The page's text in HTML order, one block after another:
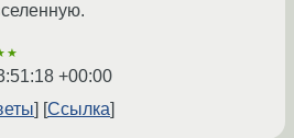
+00:00
Ссылка